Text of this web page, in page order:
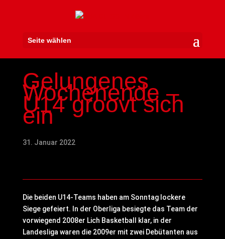
Seite wählen
Gelungenes
Wochenende –
U14 groovt sich
ein
31. Januar 2022
Die beiden U14-Teams haben am Sonntag lockere
Siege gefeiert. In der Oberliga besiegte das Team der
vorwiegend 2008er Lich Basketball klar, in der
Landesliga waren die 2009er mit zwei Debütanten aus